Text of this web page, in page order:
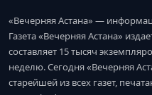
«Вечерняя Астана» —
Газета «Вечерняя Астана»
составляет 15 тысяч
неделю. Сегодня «Вечерняя
старейшей из всех газет,